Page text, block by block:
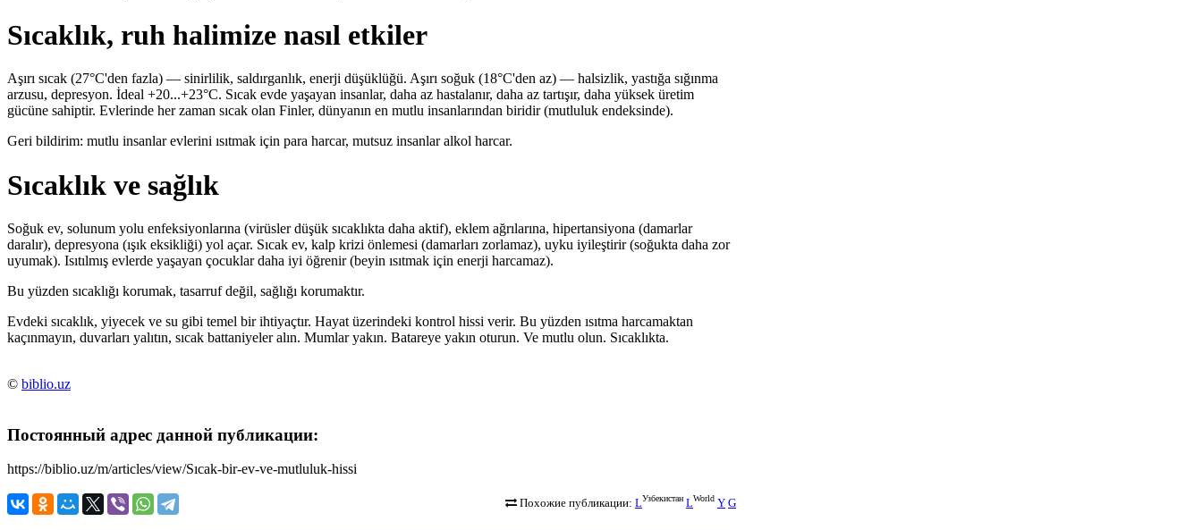
Sıcaklık, ruh halimize nasıl etkiler
Aşırı sıcak (27°C'den fazla) — sinirlilik, saldırganlık, enerji düşüklüğü. Aşırı soğuk (18°C'den az) — halsizlik, yastığa sığınma
arzusu, depresyon. İdeal +20...+23°C. Sıcak evde yaşayan insanlar, daha az hastalanır, daha az tartışır, daha yüksek üretim
gücüne sahiptir. Evlerinde her zaman sıcak olan Finler, dünyanın en mutlu insanlarından biridir (mutluluk endeksinde).
Geri bildirim: mutlu insanlar evlerini ısıtmak için para harcar, mutsuz insanlar alkol harcar.
Sıcaklık ve sağlık
Soğuk ev, solunum yolu enfeksiyonlarına (virüsler düşük sıcaklıkta daha aktif), eklem ağrılarına, hipertansiyona (damarlar
daralır), depresyona (ışık eksikliği) yol açar. Sıcak ev, kalp krizi önlemesi (damarları zorlamaz), uyku iyileştirir (soğukta daha zor
uyumak). Isıtılmış evlerde yaşayan çocuklar daha iyi öğrenir (beyin ısıtmak için enerji harcamaz).
Bu yüzden sıcaklığı korumak, tasarruf değil, sağlığı korumaktır.
Evdeki sıcaklık, yiyecek ve su gibi temel bir ihtiyaçtır. Hayat üzerindeki kontrol hissi verir. Bu yüzden ısıtma harcamaktan
kaçınmayın, duvarları yalıtın, sıcak battaniyeler alın. Mumlar yakın. Batareye yakın oturun. Ve mutlu olun. Sıcaklıkta.
© biblio.uz
Постоянный адрес данной публикации:
https://biblio.uz/m/articles/view/Sıcak-bir-ev-ve-mutluluk-hissi
Похожие публикации: LУзбекистан LWorld Y G